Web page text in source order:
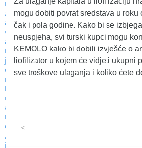
mogu dobiti povrat sredstava u roku
čak i pola godine. Kako bi se
neuspjeha, svi turski kupci mogu
KEMOLO kako bi dobili izvješće o
liofilizator u kojem će vidjeti ukupni
sve troškove ulaganja i koliko ćete
<